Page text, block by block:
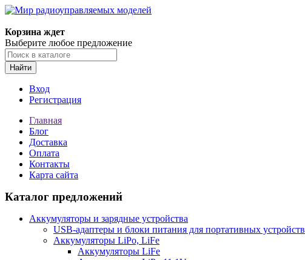
Корзина ждет
Выберите любое предложение
Найти
Вход
Регистрация
Главная
Блог
Доставка
Оплата
Контакты
Карта сайта
Каталог предложений
Аккумуляторы и зарядные устройства
USB-адаптеры и блоки питания для портативных устройств
Аккумуляторы LiPo, LiFe
Аккумуляторы LiFe